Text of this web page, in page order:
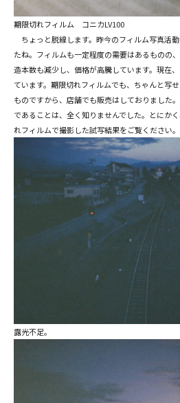
期限切れフィルム コニカLV100
ちょっと脱線します。昨今のフィルム写真活
たね。フィルムも一定程度の需要はあるものの
造本数も減少し、価格が高騰しています。現在
ています。期限切れフィルムでも、ちゃんと写
ものですから、店舗でも販売はしておりました
であることは、全く知りませんでした。とにか
れフィルムで撮影した試写結果をご覧ください。
露光不足。